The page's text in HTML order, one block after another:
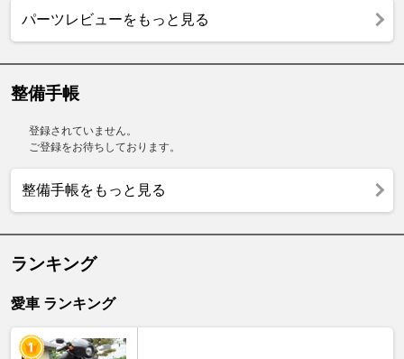
パーツレビューをもっと見る
整備手帳
登録されていません。
ご登録をお待ちしております。
整備手帳をもっと見る
ランキング
愛車 ランキング